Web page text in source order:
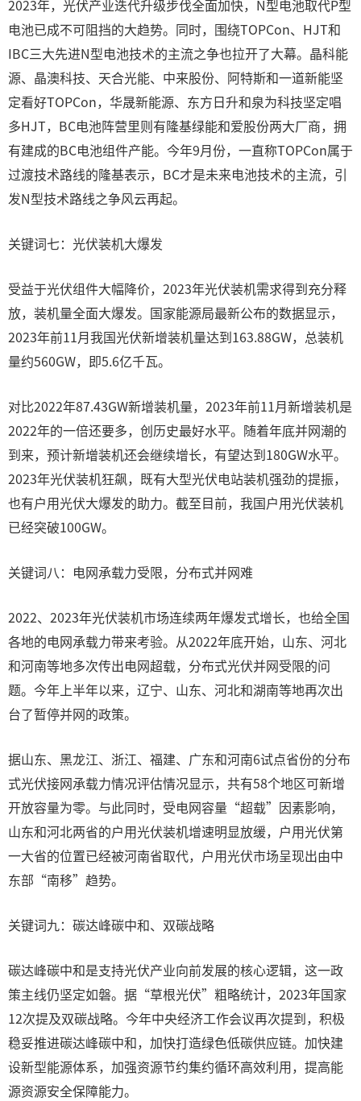
2023年，光伏产业迭代升级步伐全面加快，N型电池取代P型
电池已成不可阻挡的大趋势。同时，围绕TOPCon、HJT和
IBC三大先进N型电池技术的主流之争也拉开了大幕。晶科能
源、晶澳科技、天合光能、中来股份、阿特斯和一道新能坚
定看好TOPCon，华晟新能源、东方日升和泉为科技坚定唱
多HJT，BC电池阵营里则有隆基绿能和爱股份两大厂商，拥
有建成的BC电池组件产能。今年9月份，一直称TOPCon属于
过渡技术路线的隆基表示，BC才是未来电池技术的主流，引
发N型技术路线之争风云再起。
关键词七：光伏装机大爆发
受益于光伏组件大幅降价，2023年光伏装机需求得到充分释
放，装机量全面大爆发。国家能源局最新公布的数据显示，
2023年前11月我国光伏新增装机量达到163.88GW，总装机
量约560GW，即5.6亿千瓦。
对比2022年87.43GW新增装机量，2023年前11月新增装机是
2022年的一倍还要多，创历史最好水平。随着年底并网潮的
到来，预计新增装机还会继续增长，有望达到180GW水平。
2023年光伏装机狂飙，既有大型光伏电站装机强劲的提振，
也有户用光伏大爆发的助力。截至目前，我国户用光伏装机
已经突破100GW。
关键词八：电网承载力受限，分布式并网难
2022、2023年光伏装机市场连续两年爆发式增长，也给全国
各地的电网承载力带来考验。从2022年底开始，山东、河北
和河南等地多次传出电网超载，分布式光伏并网受限的问
题。今年上半年以来，辽宁、山东、河北和湖南等地再次出
台了暂停并网的政策。
据山东、黑龙江、浙江、福建、广东和河南6试点省份的分布
式光伏接网承载力情况评估情况显示，共有58个地区可新增
开放容量为零。与此同时，受电网容量“超载”因素影响，
山东和河北两省的户用光伏装机增速明显放缓，户用光伏第
一大省的位置已经被河南省取代，户用光伏市场呈现出由中
东部“南移”趋势。
关键词九：碳达峰碳中和、双碳战略
碳达峰碳中和是支持光伏产业向前发展的核心逻辑，这一政
策主线仍坚定如磐。据“草根光伏”粗略统计，2023年国家
12次提及双碳战略。今年中央经济工作会议再次提到，积极
稳妥推进碳达峰碳中和，加快打造绿色低碳供应链。加快建
设新型能源体系，加强资源节约集约循环高效利用，提高能
源资源安全保障能力。